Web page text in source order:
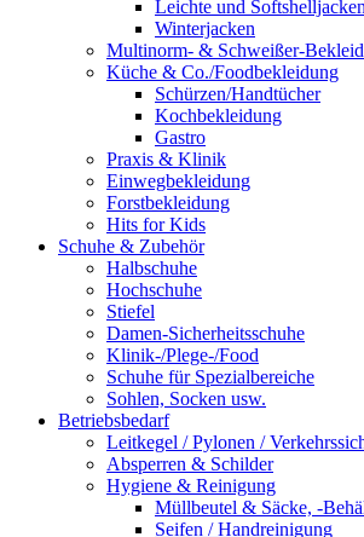
Leichte und Softshelljacken
Winterjacken
Multinorm- & Schweißer-
Küche & Co./Foodbekleidung
Schürzen/Handtücher
Kochbekleidung
Gastro
Praxis & Klinik
Einwegbekleidung
Forstbekleidung
Hits for Kids
Schuhe & Zubehör
Halbschuhe
Hochschuhe
Stiefel
Damen-Sicherheitsschuhe
Klinik-/Plege-/Food
Schuhe für Spezialbereiche
Sohlen, Socken usw.
Betriebsbedarf
Leitkegel / Pylonen /
Absperren & Schilder
Hygiene & Reinigung
Müllbeutel & Säcke, -
Seifen / Handreinigung